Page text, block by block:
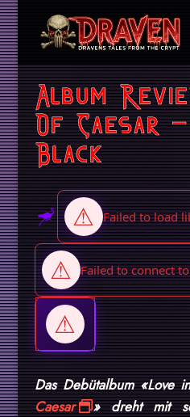
Album
Of Caesar
Black
Das Debütalbum «Love
Caesar
» dreht mit